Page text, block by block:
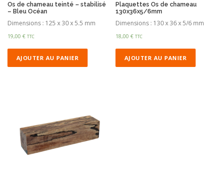
Os de chameau teinté – stabilisé
– Bleu Océan
Dimensions : 125 x 30 x 5.5 mm
19,00 € TTC
AJOUTER AU PANIER
Plaquettes Os de chameau
130x36x5/6mm
Dimensions : 130 x 36 x 5/6 mm
18,00€ TTC
AJOUTER AU PANIER